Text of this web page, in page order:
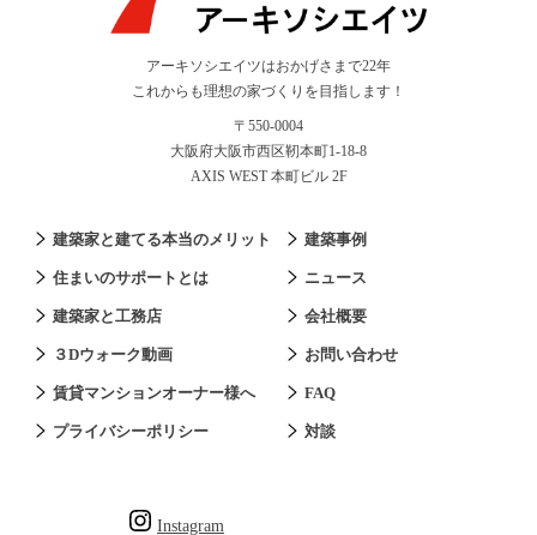
アーキソシエイツはおかげさまで22年
これからも理想の家づくりを目指します！
〒550-0004
大阪府大阪市西区靭本町1-18-8
AXIS WEST 本町ビル 2F
建築家と建てる本当のメリット 建築事例
住まいのサポートとは ニュース
建築家と工務店 会社概要
３Dウォーク動画 お問い合わせ
賃貸マンションオーナー様へ FAQ
プライバシーポリシー 対談
Instagram